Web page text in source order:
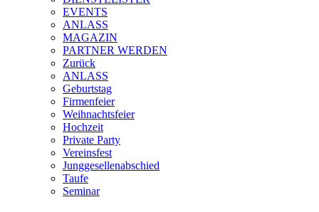
EVENTS
ANLASS
MAGAZIN
PARTNER WERDEN
Zurück
ANLASS
Geburtstag
Firmenfeier
Weihnachtsfeier
Hochzeit
Private Party
Vereinsfest
Junggesellenabschied
Taufe
Seminar